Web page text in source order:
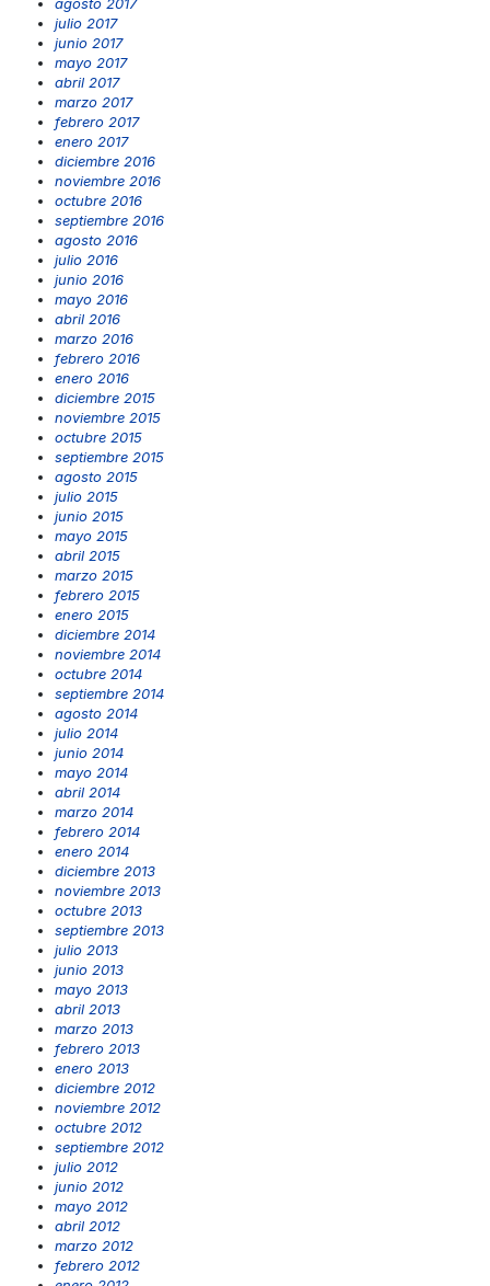
agosto 2017
julio 2017
junio 2017
mayo 2017
abril 2017
marzo 2017
febrero 2017
enero 2017
diciembre 2016
noviembre 2016
octubre 2016
septiembre 2016
agosto 2016
julio 2016
junio 2016
mayo 2016
abril 2016
marzo 2016
febrero 2016
enero 2016
diciembre 2015
noviembre 2015
octubre 2015
septiembre 2015
agosto 2015
julio 2015
junio 2015
mayo 2015
abril 2015
marzo 2015
febrero 2015
enero 2015
diciembre 2014
noviembre 2014
octubre 2014
septiembre 2014
agosto 2014
julio 2014
junio 2014
mayo 2014
abril 2014
marzo 2014
febrero 2014
enero 2014
diciembre 2013
noviembre 2013
octubre 2013
septiembre 2013
julio 2013
junio 2013
mayo 2013
abril 2013
marzo 2013
febrero 2013
enero 2013
diciembre 2012
noviembre 2012
octubre 2012
septiembre 2012
julio 2012
junio 2012
mayo 2012
abril 2012
marzo 2012
febrero 2012